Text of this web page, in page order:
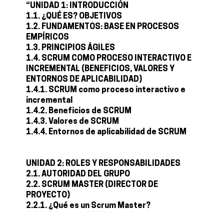
“UNIDAD 1: INTRODUCCIÓN
1.1. ¿QUÉ ES? OBJETIVOS
1.2. FUNDAMENTOS: BASE EN PROCESOS
EMPÍRICOS
1.3. PRINCIPIOS ÁGILES
1.4. SCRUM COMO PROCESO INTERACTIVO E
INCREMENTAL (BENEFICIOS, VALORES Y
ENTORNOS DE APLICABILIDAD)
1.4.1. SCRUM como proceso interactivo e
incremental
1.4.2. Beneficios de SCRUM
1.4.3. Valores de SCRUM
1.4.4. Entornos de aplicabilidad de SCRUM
UNIDAD 2: ROLES Y RESPONSABILIDADES
2.1. AUTORIDAD DEL GRUPO
2.2. SCRUM MASTER (DIRECTOR DE
PROYECTO)
2.2.1. ¿Qué es un Scrum Master?